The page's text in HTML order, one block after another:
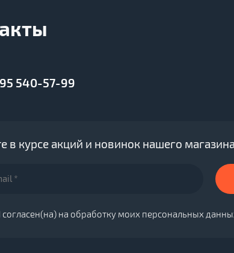
540-57-99
в курсе акций и новинок нашего магазина
согласен(на) на обработку моих персональных